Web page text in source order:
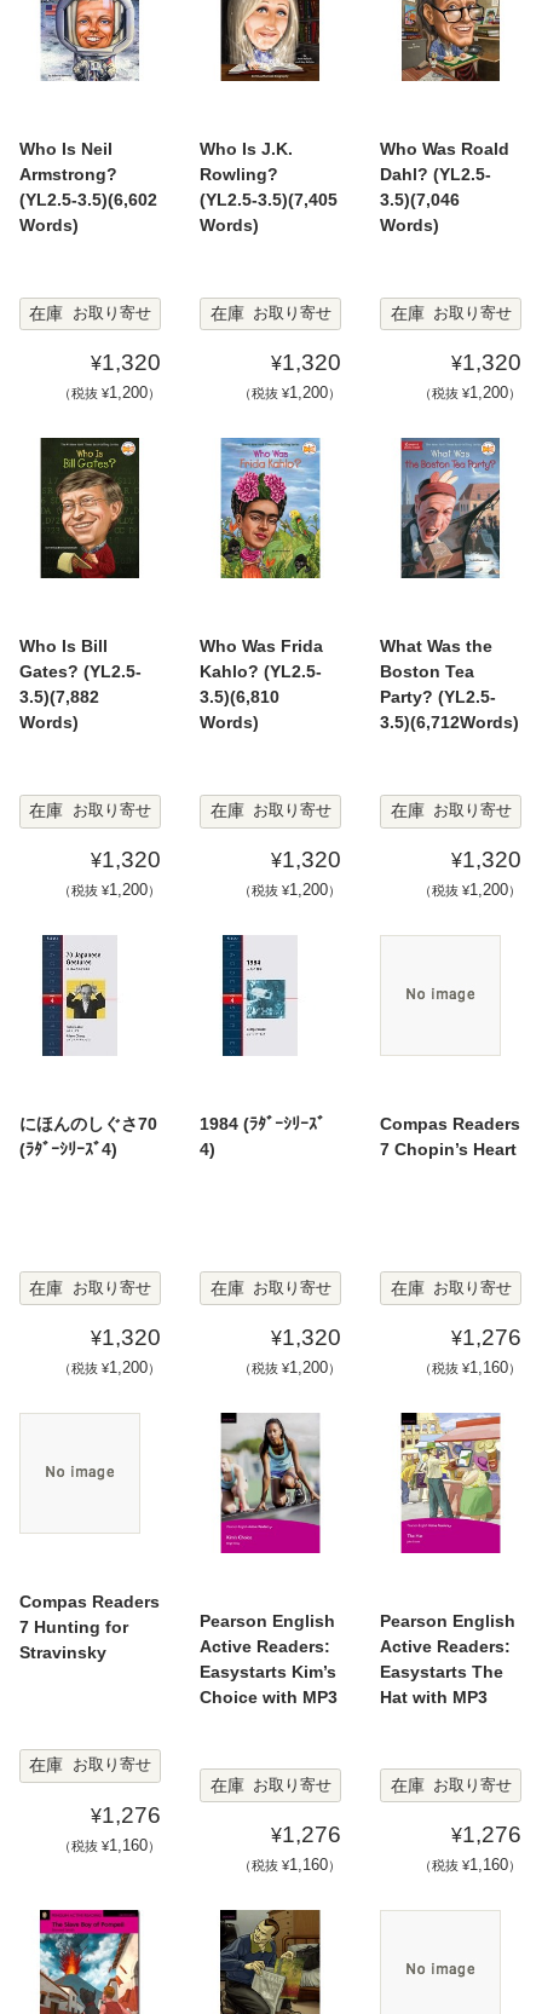
Who Is Neil
Armstrong?
(YL2.5-3.5)(6,602
Words)
在庫 お取り寄せ
¥1,320
（税抜 ¥1,200）
Who Is J.K.
Rowling?
(YL2.5-3.5)(7,405
Words)
在庫 お取り寄せ
¥1,320
（税抜 ¥1,200）
Who Was Roald
Dahl? (YL2.5-
3.5)(7,046
Words)
在庫 お取り寄せ
¥1,320
（税抜 ¥1,200）
Who Is Bill
Gates? (YL2.5-
3.5)(7,882
Words)
在庫 お取り寄せ
¥1,320
（税抜 ¥1,200）
Who Was Frida
Kahlo? (YL2.5-
3.5)(6,810
Words)
在庫 お取り寄せ
¥1,320
（税抜 ¥1,200）
What Was the
Boston Tea
Party? (YL2.5-
3.5)(6,712Words)
在庫 お取り寄せ
¥1,320
（税抜 ¥1,200）
にほんのしぐさ70
(ﾗﾀﾞｰｼﾘｰｽﾞ4)
在庫 お取り寄せ
¥1,320
（税抜 ¥1,200）
1984 (ﾗﾀﾞｰｼﾘｰｽﾞ
4)
在庫 お取り寄せ
¥1,320
（税抜 ¥1,200）
Compas Readers
7 Chopin’s Heart
在庫 お取り寄せ
¥1,276
（税抜 ¥1,160）
Compas Readers
7 Hunting for
Stravinsky
在庫 お取り寄せ
¥1,276
（税抜 ¥1,160）
Pearson English
Active Readers:
Easystarts Kim’s
Choice with MP3
在庫 お取り寄せ
¥1,276
（税抜 ¥1,160）
Pearson English
Active Readers:
Easystarts The
Hat with MP3
在庫 お取り寄せ
¥1,276
（税抜 ¥1,160）